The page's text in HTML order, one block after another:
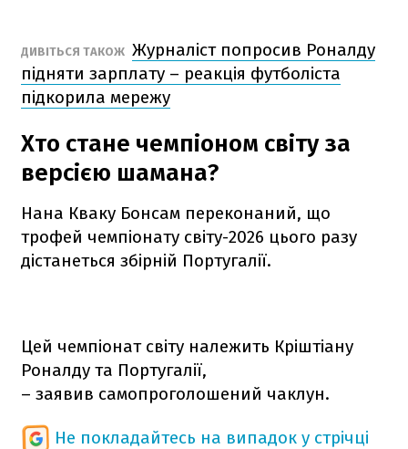
ДИВІТЬСЯ ТАКОЖ Журналіст попросив Роналду
підняти зарплату – реакція футболіста
підкорила мережу
Хто стане чемпіоном світу за
версією шамана?
Нана Кваку Бонсам переконаний, що
трофей чемпіонату світу-2026 цього разу
дістанеться збірній Португалії.
Цей чемпіонат світу належить Кріштіану
Роналду та Португалії,
– заявив самопроголошений чаклун.
Не покладайтесь на випадок у стрічці